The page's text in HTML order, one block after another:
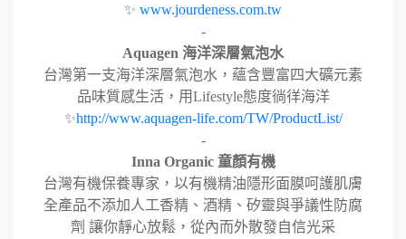
✨ www.jourdeness.com.tw
-
Aquagen 海洋深層氣泡水
台灣第一支海洋深層氣泡水，蘊含豐富四大礦元素
品味質感生活，用Lifestyle態度徜徉海洋
✨http://www.aquagen-life.com/TW/ProductList/
-
Inna Organic 童顏有機
台灣有機保養專家，以有機精油隱形面膜呵護肌膚
全產品不添加人工香精、酒精、矽靈與爭議性防腐
劑 讓你靜心放鬆，從內而外散發自信光采